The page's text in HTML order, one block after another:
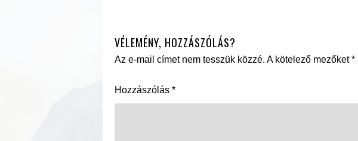
VÉLEMÉNY, HOZZÁSZÓLÁS?
Az e-mail címet nem tesszük közzé. A kötelező mezőket*
Hozzászólás *